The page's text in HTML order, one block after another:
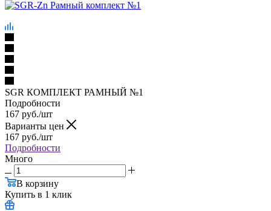
SGR КОМПЛЕКТ РАМНЫЙ №1
Подробности
167 руб./шт
Варианты цен
167 руб./шт
Подробности
Много
В корзину
Купить в 1 клик